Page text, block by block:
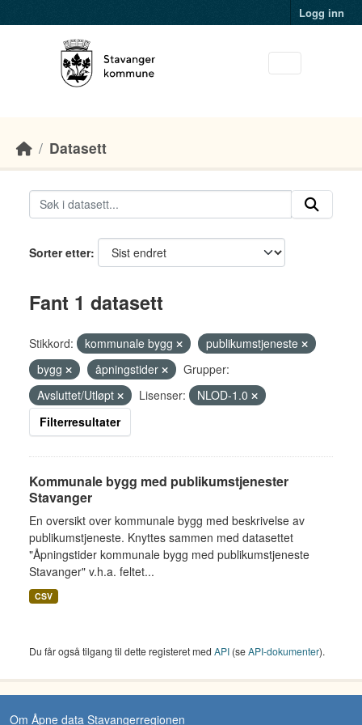
Logg inn
Datasett
Sorter etter
Fant 1 datasett
Stikkord: kommunale bygg
publikumstjeneste
bygg
åpningstider
Grupper:
Avsluttet/Utløpt
Lisenser:
NLOD-1.0
Filterresultater
Kommunale bygg med publikumstjenester
Stavanger
En oversikt over kommunale bygg med beskrivelse av
publikumstjeneste. Knyttes sammen med datasettet
"Åpningstider kommunale bygg med publikumstjeneste
Stavanger" v.h.a. feltet...
CSV
Du får også tilgang til dette registeret med API (seAPI-dokumenter).
Om Åpne data Stavangerregionen